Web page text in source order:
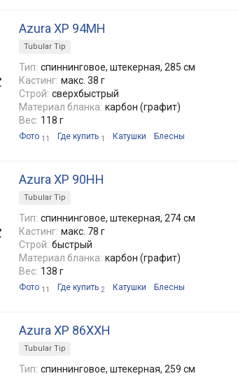
Azura XP 94MH
Tubular Tip
Тип: спиннинговое, штекерная, 285 см
Кастинг: макс. 38 г
Строй: сверхбыстрый
Материал бланка: карбон (графит)
Вес: 118 г
Фото 11 Где купить 1 Катушки Блесны
Azura XP 90HH
Tubular Tip
Тип: спиннинговое, штекерная, 274 см
Кастинг: макс. 78 г
Строй: быстрый
Материал бланка: карбон (графит)
Вес: 138 г
Фото 11 Где купить 2 Катушки Блесны
Azura XP 86XXH
Tubular Tip
Тип: спиннинговое, штекерная, 259 см